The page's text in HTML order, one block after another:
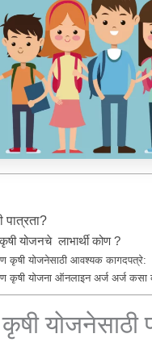
पात्रता?
योजनचे लाभार्थी कोण ?
कृषी योजनेसाठी आवश्यक कागदपत्रे:
कृषी योजना ऑनलाइन अर्ज अर्ज कसा
योजनेसाठी